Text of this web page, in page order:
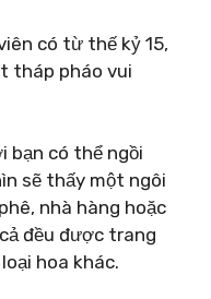
có từ thế kỷ 15,
tháp pháo vui
bạn có thể ngồi
sẽ thấy một ngôi
nhà hàng hoặc
đều được trang
hoa khác.